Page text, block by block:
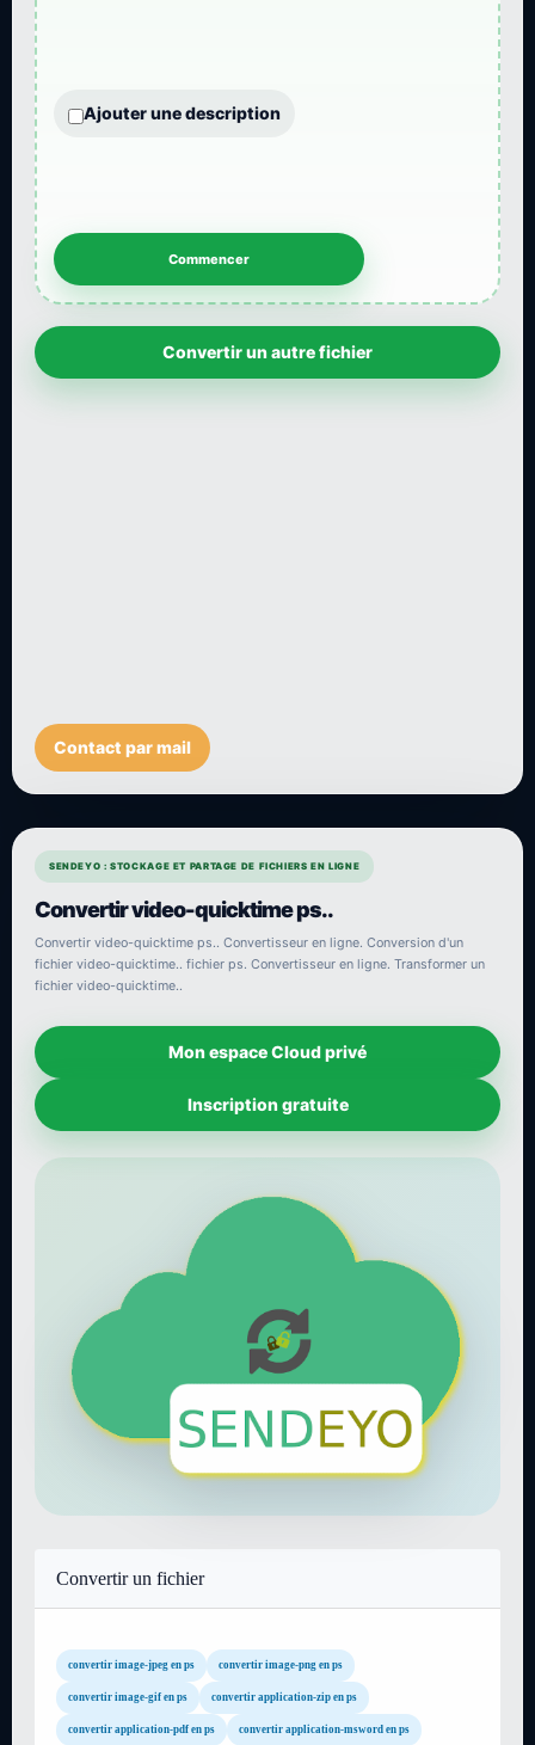
Ajouter une description
Convertir un autre fichier
Contact par mail
SENDEYO : STOCKAGE ET PARTAGE DE FICHIERS EN LIGNE
Convertir video-quicktime ps..
Convertir video-quicktime ps.. Convertisseur en ligne. Conversion d'un
fichier video-quicktime.. fichier ps. Convertisseur en ligne. Transformer un
fichier video-quicktime..
Mon espace Cloud privé
Inscription gratuite
Convertir un fichier
convertir image-jpeg en ps convertir image-png en ps
convertir image-gif en ps convertir application-zip en ps
convertir application-pdf en ps convertir application-msword en ps